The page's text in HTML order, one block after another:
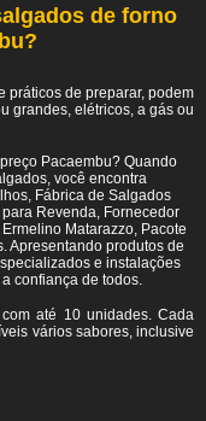
de forno
práticos de preparar, podem
grandes, elétricos, a gás ou
Pacaembu? Quando
você encontra
Fábrica de Salgados
Revenda, Fornecedor
Matarazzo, Pacote
Apresentando produtos de
e instalações
confiança de todos.
com até 10 unidades. Cada
vários sabores, inclusive